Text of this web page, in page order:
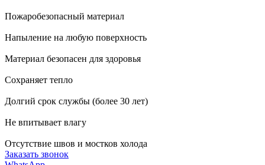
Пожаробезопасный материал
Напыление на любую поверхность
Материал безопасен для здоровья
Сохраняет тепло
Долгий срок службы (более 30 лет)
Не впитывает влагу
Отсутствие швов и мостков холода
Заказать звонок